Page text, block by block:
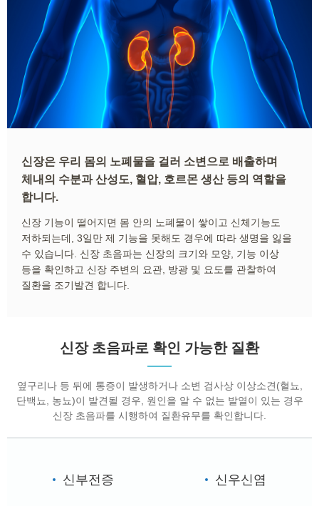
신장은 우리 몸의 노폐물을 걸러 소변으로 배출하며
체내의 수분과 산성도, 혈압, 호르몬 생산 등의 역할을
합니다.
신장 기능이 떨어지면 몸 안의 노폐물이 쌓이고 신체기능도
저하되는데, 3일만 제 기능을 못해도 경우에 따라 생명을 잃을
수 있습니다. 신장 초음파는 신장의 크기와 모양, 기능 이상
등을 확인하고 신장 주변의 요관, 방광 및 요도를 관찰하여
질환을 조기발견 합니다.
신장 초음파로 확인 가능한 질환
옆구리나 등 뒤에 통증이 발생하거나 소변 검사상 이상소견(혈뇨,
단백뇨, 농뇨)이 발견될 경우, 원인을 알 수 없는 발열이 있는 경우
신장 초음파를 시행하여 질환유무를 확인합니다.
신부전증 신우신염